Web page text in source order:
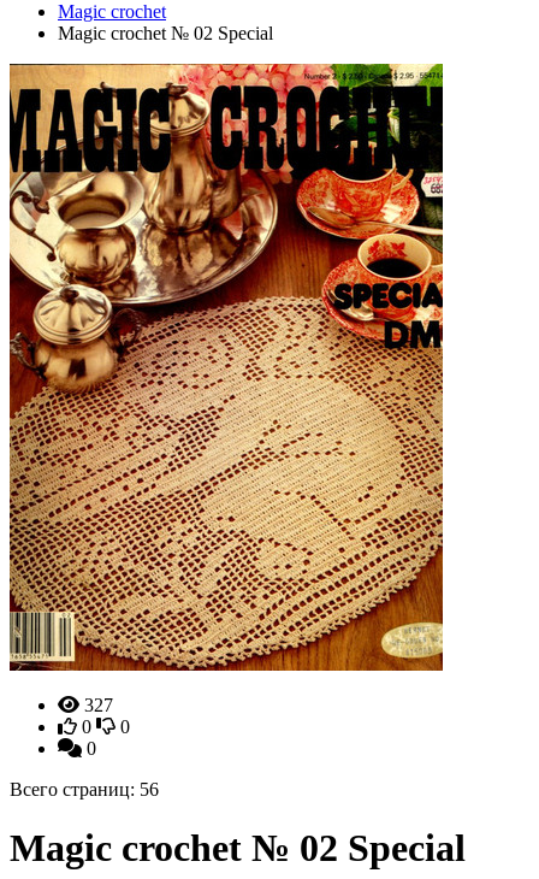
Magic crochet
Magic crochet № 02 Special
327
0
0
0
Всего страниц: 56
Magic crochet № 02 Special